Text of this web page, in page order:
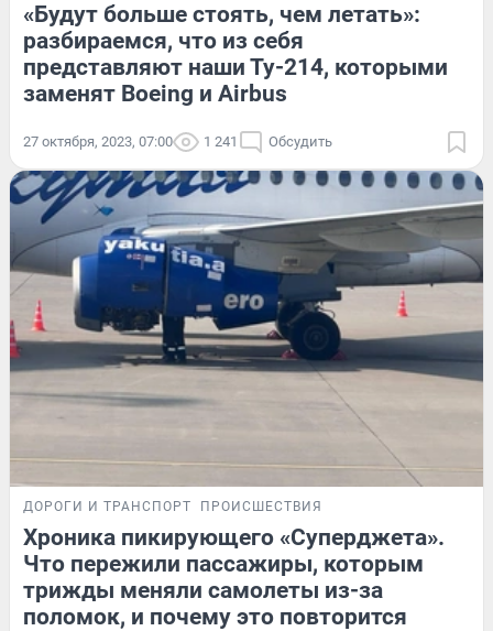
«Будут больше стоять, чем летать»:
разбираемся, что из себя
представляют наши Ту-214, которыми
заменят Boeing и Airbus
27 октября, 2023, 07:00 1 241 Обсудить
ДОРОГИ И ТРАНСПОРТ ПРОИСШЕСТВИЯ
Хроника пикирующего «Суперджета».
Что пережили пассажиры, которым
трижды меняли самолеты из-за
поломок, и почему это повторится